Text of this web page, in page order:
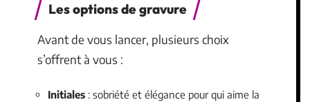
Les options de gravure
Avant de vous lancer, plusieurs choix
s’offrent à vous :
Initiales : sobriété et élégance pour qui aime la